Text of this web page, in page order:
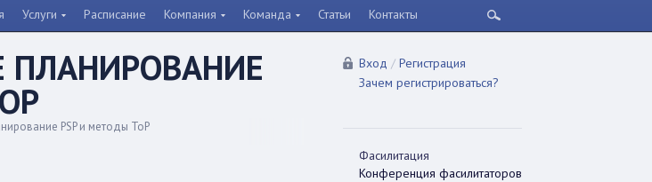
Услуги Расписание Компания Команда Статьи Контакты
ПЛАНИРОВАНИЕ
PSP и методы ToP
Вход / Регистрация
Зачем регистрироваться?
Фасилитация
Конференция фасилитаторов